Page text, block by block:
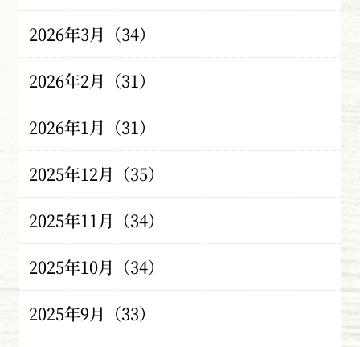
2026年3月（34）
2026年2月（31）
2026年1月（31）
2025年12月（35）
2025年11月（34）
2025年10月（34）
2025年9月（33）